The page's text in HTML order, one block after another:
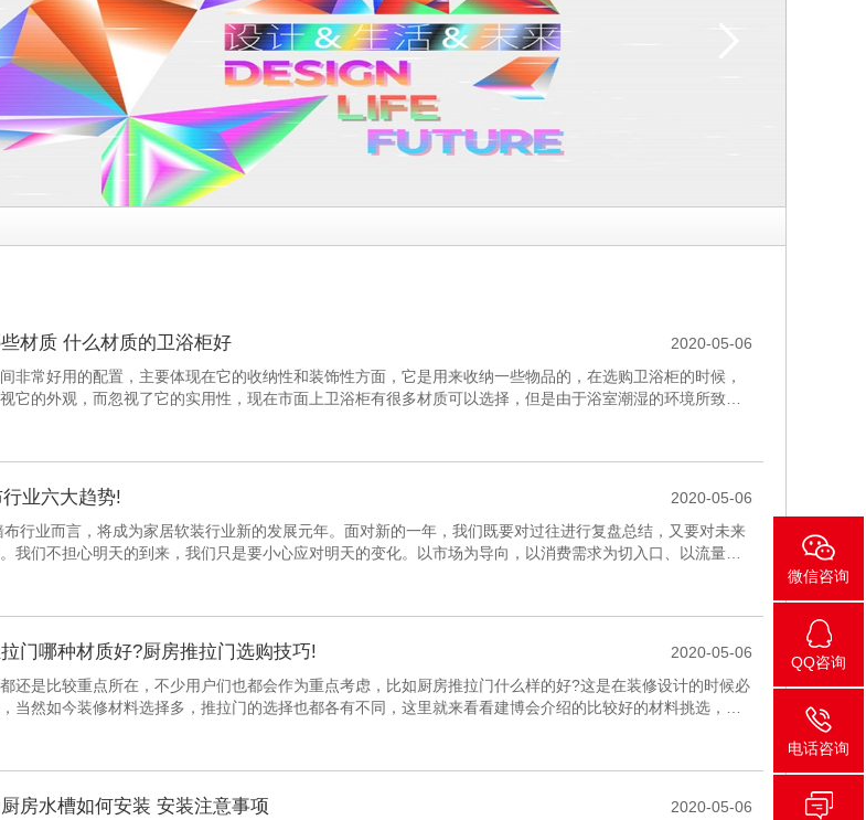
材质 什么材质的卫浴柜好
2020-05-06
非常好用的配置，主要体现在它的收纳性和装饰性方面，它是用来收纳一些物品的，在选购卫浴柜的时候，
它的外观，而忽视了它的实用性，现在市面上卫浴柜有很多材质可以选择，但是由于浴室潮湿的环境所致，
质都好用，下面建博会小编来介绍下卫浴柜有哪些材质和什么材质的卫浴柜好...
业六大趋势!
2020-05-06
行业而言，将成为家居软装行业新的发展元年。面对新的一年，我们既要对过往进行复盘总结，又要对未来
我们不担心明天的到来，我们只是要小心应对明天的变化。以市场为导向，以消费需求为切入口、以流量为
心竞争力为驱动。这些要素都将成为驱动行业发展的要素，也将成为企业...
门哪种材质好?厨房推拉门选购技巧!
2020-05-06
还是比较重点所在，不少用户们也都会作为重点考虑，比如厨房推拉门什么样的好?这是在装修设计的时候必
当然如今装修材料选择多，推拉门的选择也都各有不同，这里就来看看建博会介绍的比较好的材料挑选，综
进行打造。 1.厨房推拉门什么样的好——不锈钢 考虑厨房的推拉门设...
房水槽如何安装 安装注意事项
2020-05-06
微信咨询
QQ咨询
电话咨询